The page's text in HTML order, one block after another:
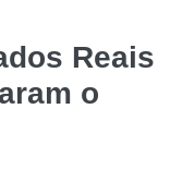
Reais
o